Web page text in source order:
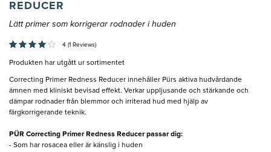
REDUCER
Lätt primer som korrigerar rodnader i huden
4 (1 Reviews)
Produkten har utgått ur sortimentet
Correcting Primer Redness Reducer innehåller Pürs aktiva hudvårdande
ämnen med kliniskt bevisad effekt. Verkar uppljusande och stärkande och
dämpar rodnader från blemmor och irriterad hud med hjälp av
färgkorrigerande teknik.
PÜR Correcting Primer Redness Reducer passar dig:
- Som har rosacea eller är känslig i huden